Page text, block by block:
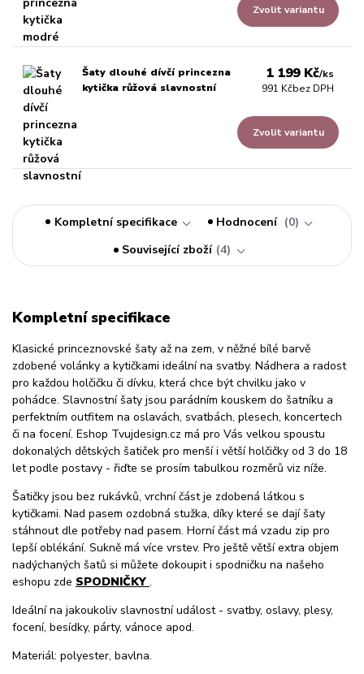
Zvolit variantu
Šaty dlouhé dívčí princezna
kytička růžová slavnostní
1 199 Kč/ks
991 Kčbez DPH
Zvolit variantu
Kompletní specifikace Hodnocení
0
Související zboží 4
Kompletní specifikace
Klasické princeznovské šaty až na zem, v něžné bílé barvě
zdobené volánky a kytičkami ideální na svatby. Nádhera a radost
pro každou holčičku či dívku, která chce být chvilku jako v
pohádce. Slavnostní šaty jsou parádním kouskem do šatníku a
perfektním outfitem na oslavách, svatbách, plesech, koncertech
či na focení. Eshop Tvujdesign.cz má pro Vás velkou spoustu
dokonalých dětských šatiček pro menší i větší holčičky od 3 do 18
let podle postavy - řiďte se prosím tabulkou rozměrů viz níže.
Šatičky jsou bez rukávků, vrchní část je zdobená látkou s
kytičkami. Nad pasem ozdobná stužka, díky které se dají šaty
stáhnout dle potřeby nad pasem. Horní část má vzadu zip pro
lepší oblékání. Sukně má více vrstev. Pro ještě větší extra objem
nadýchaných šatů si můžete dokoupit i spodničku na našeho
eshopu zde SPODNIČKY .
Ideální na jakoukoliv slavnostní událost - svatby, oslavy, plesy,
focení, besídky, párty, vánoce apod.
Materiál: polyester, bavlna.